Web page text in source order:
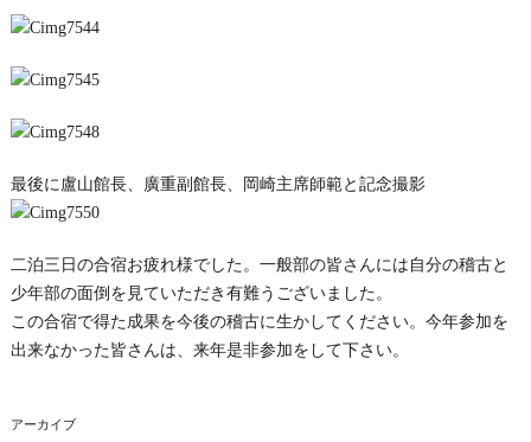
最後に盧山館長、廣重副館長、岡崎主席師範と記念撮影
二泊三日の合宿お疲れ様でした。一般部の皆さんには自分の稽古と
少年部の面倒を見ていただき有難うございました。
この合宿で得た成果を今後の稽古に生かしてください。今年参加を
出来なかった皆さんは、来年是非参加をして下さい。
アーカイブ